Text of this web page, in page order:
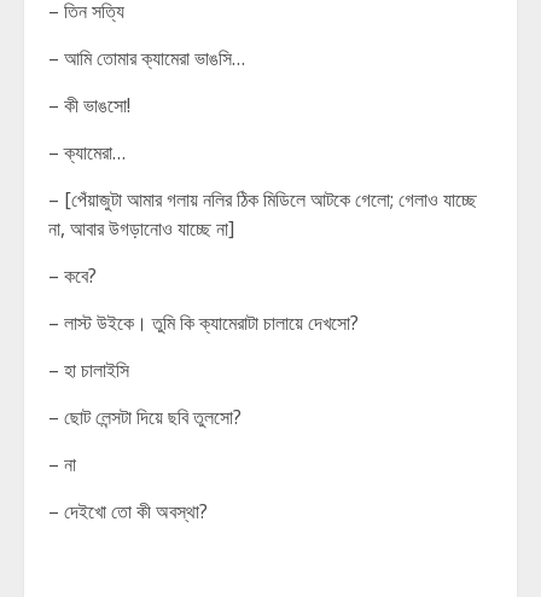
– তিন সত্যি
– আমি তোমার ক্যামেরা ভাঙসি…
– কী ভাঙসো!
– ক্যামেরা…
– [পেঁয়াজুটা আমার গলায় নলির ঠিক মিডিলে আটকে গেলো; গেলাও যাচ্ছে
না, আবার উগড়ানোও যাচ্ছে না]
– কবে?
– লাস্ট উইকে। তুমি কি ক্যামেরাটা চালায়ে দেখসো?
– হা চালাইসি
– ছোট লেন্সটা দিয়ে ছবি তুলসো?
– না
– দেইখো তো কী অবস্থা?